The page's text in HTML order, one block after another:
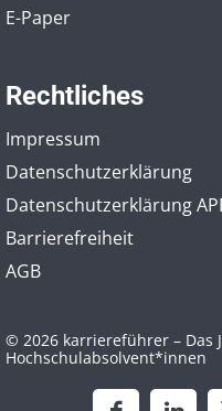
E-Paper
Rechtliches
Impressum
Datenschutzerklärung
Datenschutzerklärung
Barrierefreiheit
AGB
© 2026 karriereführer – Das
Hochschulabsolvent*innen